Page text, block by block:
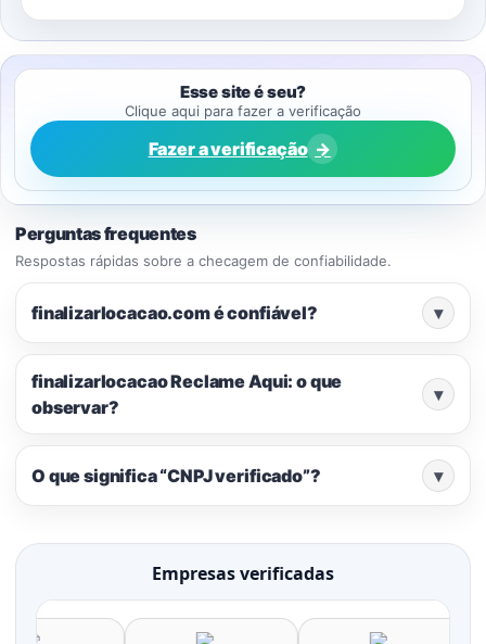
Esse site é seu?
Clique aqui para fazer a verificação
Fazer a verificação →
Perguntas frequentes
Respostas rápidas sobre a checagem de confiabilidade.
finalizarlocacao.com é confiável? ▾
finalizarlocacao Reclame Aqui: o que
observar?
▾
O que significa “CNPJ verificado”? ▾
Empresas verificadas